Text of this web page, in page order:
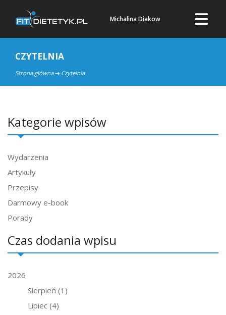
Michalina Diakow
CZYTELNIA
Strona główna Czytelnia
Kategorie wpisów
Wydarzenia
Artykuły
Przepisy
Darmowy e-book
Porady
Czas dodania wpisu
2026
Sierpień (1)
Lipiec (4)